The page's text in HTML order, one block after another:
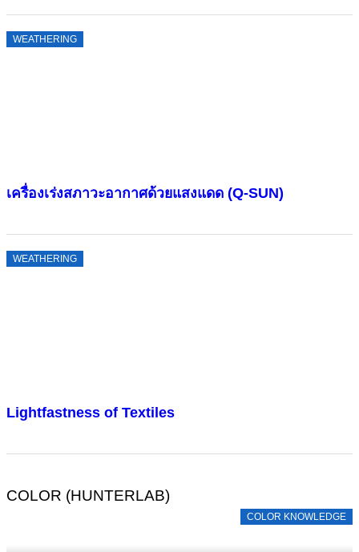
WEATHERING
เครื่องเร่งสภาวะอากาศด้วยแสงแดด (Q-SUN)
WEATHERING
Lightfastness of Textiles
COLOR (HUNTERLAB)
COLOR KNOWLEDGE